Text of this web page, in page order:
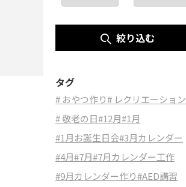
絞り込む
タグ
# おやつ作り# レクリエーション
# 敬老の日#12月#1月
#1月お誕生日会#3月カレンダー
#4月#7月#7月カレンダー工作
#9月カレンダー作り#AED講習